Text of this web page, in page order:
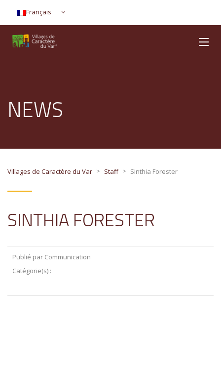
Français
NEWS
Villages de Caractère du Var > Staff > Sinthia Forester
SINTHIA FORESTER
Publié par Communication
Catégorie(s) :